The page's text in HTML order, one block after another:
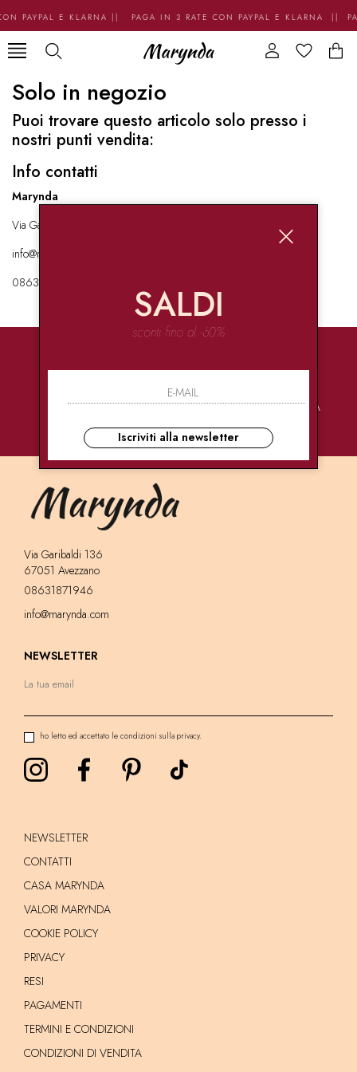
PAYPAL E KLARNA || PAGA IN 3 RATE CON PAYPAL E KLARNA ||
Solo in negozio
Puoi trovare questo articolo solo presso i
nostri punti vendita:
Info contatti
Marynda
Via Garibaldi 136 67051 Avezzano
info@marynda.com
08631871946
PAGAMENTI
CONSEGNE
ULTRA RAPIDE
ASSISTENZA
Via Garibaldi 136
67051 Avezzano
08631871946
info@marynda.com
NEWSLETTER
ho letto ed accettato le condizioni sulla privacy.
NEWSLETTER
CONTATTI
CASA MARYNDA
VALORI MARYNDA
COOKIE POLICY
PRIVACY
RESI
PAGAMENTI
TERMINI E CONDIZIONI
CONDIZIONI DI VENDITA
SALDI
sconti fino al -60%
Iscriviti alla newsletter